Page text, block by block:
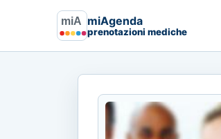
miAgenda
prenotazioni mediche